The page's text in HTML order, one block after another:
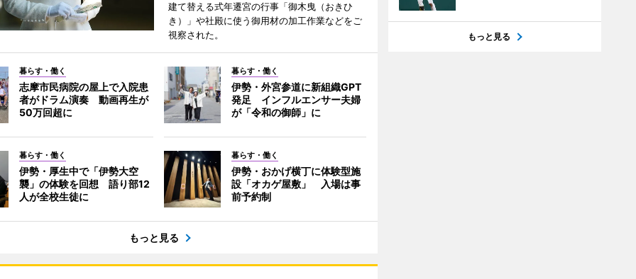
建て替える式年遷宮の行事「御木曳（おきひ
き）」や社殿に使う御用材の加工作業などをご
視察された。
暮らす・働く
志摩市民病院の屋上で入院患
者がドラム演奏 動画再生が
50万回超に
暮らす・働く
伊勢・外宮参道に新組織GPT
発足 インフルエンサー夫婦
が「令和の御師」に
暮らす・働く
伊勢・厚生中で「伊勢大空
襲」の体験を回想 語り部12
人が全校生徒に
暮らす・働く
伊勢・おかげ横丁に体験型施
設「オカゲ屋敷」 入場は事
前予約制
もっと見る
もっと見る